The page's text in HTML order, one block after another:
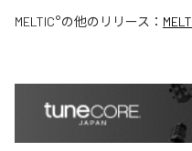
MELTIC°の他のリリース：